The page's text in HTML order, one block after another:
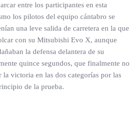
entre los participantes en esta
los pilotos del equipo cántabro se
una leve salida de carretera en la que
con su Mitsubishi Evo X, aunque
la defensa delantera de su
quince segundos, que finalmente no
victoria en las dos categorías por las
de la prueba.